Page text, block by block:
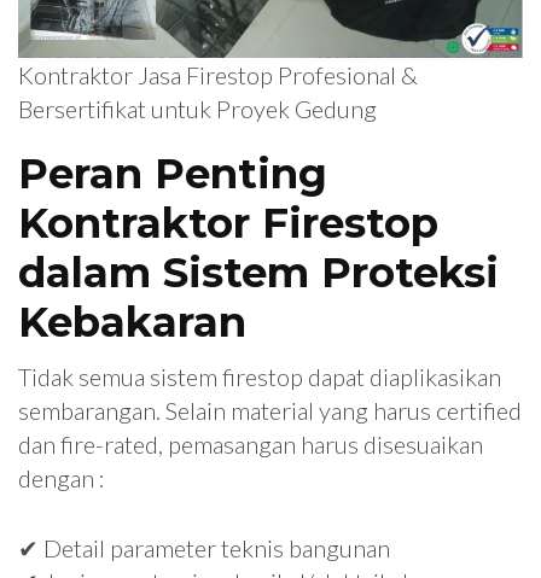
Kontraktor Jasa Firestop Profesional &
Bersertifikat untuk Proyek Gedung
Peran Penting
Kontraktor Firestop
dalam Sistem Proteksi
Kebakaran
Tidak semua sistem firestop dapat diaplikasikan
sembarangan. Selain material yang harus certified
dan fire-rated, pemasangan harus disesuaikan
dengan :
✔ Detail parameter teknis bangunan